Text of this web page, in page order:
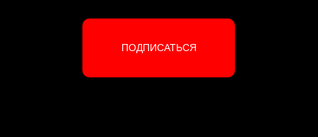
ПОДПИСАТЬСЯ